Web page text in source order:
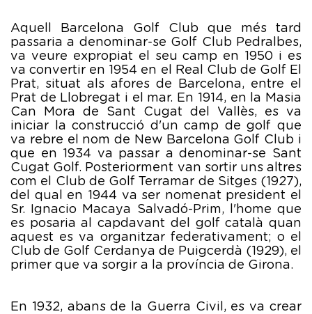
Aquell Barcelona Golf Club que més tard
passaria a denominar-se Golf Club Pedralbes,
va veure expropiat el seu camp en 1950 i es
va convertir en 1954 en el Real Club de Golf El
Prat, situat als afores de Barcelona, entre el
Prat de Llobregat i el mar. En 1914, en la Masia
Can Mora de Sant Cugat del Vallès, es va
iniciar la construcció d'un camp de golf que
va rebre el nom de New Barcelona Golf Club i
que en 1934 va passar a denominar-se Sant
Cugat Golf. Posteriorment van sortir uns altres
com el Club de Golf Terramar de Sitges (1927),
del qual en 1944 va ser nomenat president el
Sr. Ignacio Macaya Salvadó-Prim, l'home que
es posaria al capdavant del golf català quan
aquest es va organitzar federativament; o el
Club de Golf Cerdanya de Puigcerdà (1929), el
primer que va sorgir a la província de Girona.
En 1932, abans de la Guerra Civil, es va crear